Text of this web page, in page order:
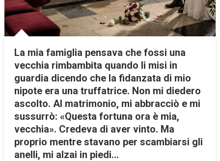
La mia famiglia pensava che fossi una
vecchia rimbambita quando li misi in
guardia dicendo che la fidanzata di mio
nipote era una truffatrice. Non mi diedero
ascolto. Al matrimonio, mi abbracciò e mi
sussurrò: «Questa fortuna ora è mia,
vecchia». Credeva di aver vinto. Ma
proprio mentre stavano per scambiarsi gli
anelli, mi alzai in piedi…